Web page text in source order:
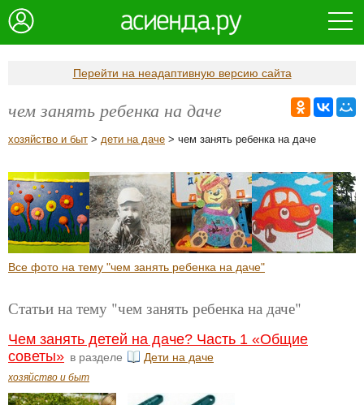
Перейти на неадаптивную версию сайта
чем занять ребенка на даче
хозяйство и быт > дети на даче > чем занять ребенка на даче
Все фото на тему "чем занять ребенка на даче"
Статьи на тему "чем занять ребенка на даче"
Чем занять детей на даче? Часть 1 «Общие
советы» в разделе Дети на даче
хозяйство и быт